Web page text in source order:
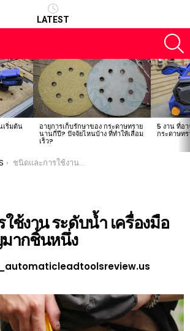
LATEST
เริ่มต้น อายุการเก็บรักษาของ กระดาษทราย
นานกี่ปี? ปัจจัยไหนบ้าง ที่ทำให้เสื่อม
เร็ว?
5 งาน ที่อ
กระดาษท
ชนิดและการใช้งาน ระดับน้ำ เครื่องมือช่าง ที่สำคัญมากชิ้นหนึ่ง
ช้งาน ระดับน้ำ เครื่องมือ
ากชิ้นหนึ่ง